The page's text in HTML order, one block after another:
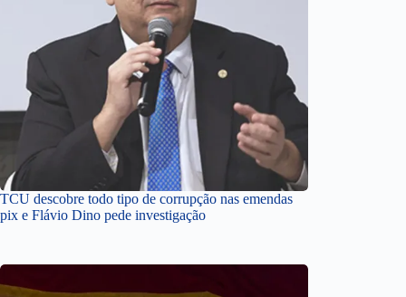
TCU descobre todo tipo de corrupção nas emendas
pix e Flávio Dino pede investigação